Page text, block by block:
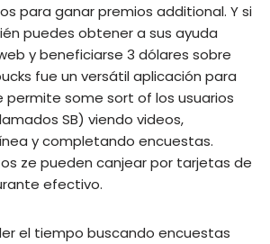
para ganar premios additional. Y si
puedes obtener a sus ayuda
y beneficiarse 3 dólares sobre
fue un versátil aplicación para
permite some sort of los usuarios
SB) viendo videos,
y completando encuestas.
ze pueden canjear por tarjetas de
efectivo.
el tiempo buscando encuestas